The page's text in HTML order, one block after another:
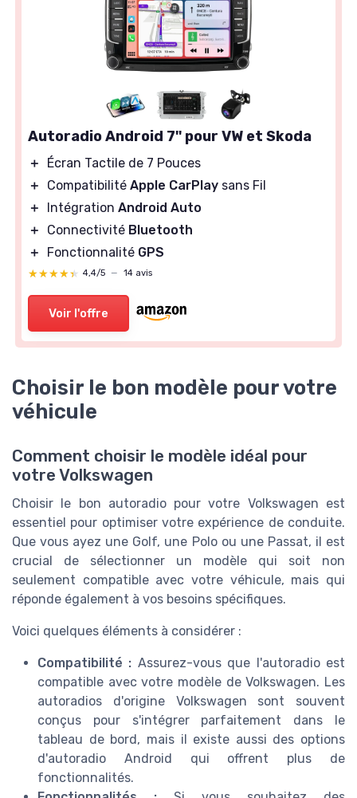
Autoradio Android 7'' pour VW et Skoda
＋
Écran Tactile de 7 Pouces
＋
Compatibilité Apple CarPlay sans Fil
＋
Intégration Android Auto
＋
Connectivité Bluetooth
＋
Fonctionnalité GPS
★★★★★
★★★★★ 4,4/5 — 14 avis
Voir l'offre
Choisir le bon modèle pour votre
véhicule
Comment choisir le modèle idéal pour
votre Volkswagen
Choisir le bon autoradio pour votre Volkswagen est
essentiel pour optimiser votre expérience de conduite.
Que vous ayez une Golf, une Polo ou une Passat, il est
crucial de sélectionner un modèle qui soit non
seulement compatible avec votre véhicule, mais qui
réponde également à vos besoins spécifiques.
Voici quelques éléments à considérer :
Compatibilité : Assurez-vous que l'autoradio est
compatible avec votre modèle de Volkswagen. Les
autoradios d'origine Volkswagen sont souvent
conçus pour s'intégrer parfaitement dans le
tableau de bord, mais il existe aussi des options
d'autoradio Android qui offrent plus de
fonctionnalités.